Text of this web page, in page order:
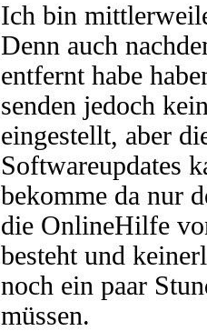
Ich bin
Denn auch
entfernt habe
senden jedoch
eingestellt, aber
Softwareupdates
bekomme da nur
die OnlineHilfe
besteht und
noch ein paar
müssen.